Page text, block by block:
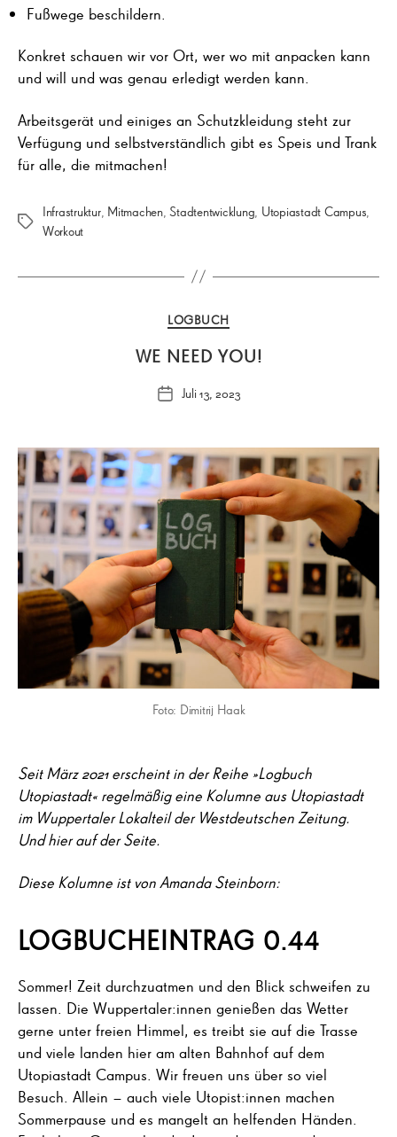
Fußwege beschildern.
Konkret schauen wir vor Ort, wer wo mit anpacken kann
und will und was genau erledigt werden kann.
Arbeitsgerät und einiges an Schutzkleidung steht zur
Verfügung und selbstverständlich gibt es Speis und Trank
für alle, die mitmachen!
Schlagwörter
Infrastruktur, Mitmachen,Stadtentwicklung, Utopiastadt Campus,
Workout
Kategorien
LOGBUCH
WE NEED YOU!
Veröffentlichungsdatum
Juli 13, 2023
Foto: Dimitrij Haak
Seit März 2021 erscheint in der Reihe »Logbuch
Utopiastadt« regelmäßig eine Kolumne aus Utopiastadt
im Wuppertaler Lokalteil der Westdeutschen Zeitung.
Und hier auf der Seite.
Diese Kolumne ist von Amanda Steinborn:
LOGBUCHEINTRAG 0.44
Sommer! Zeit durchzuatmen und den Blick schweifen zu
lassen. Die Wuppertaler:innen genießen das Wetter
gerne unter freien Himmel, es treibt sie auf die Trasse
und viele landen hier am alten Bahnhof auf dem
Utopiastadt Campus. Wir freuen uns über so viel
Besuch. Allein – auch viele Utopist:innen machen
Sommerpause und es mangelt an helfenden Händen.